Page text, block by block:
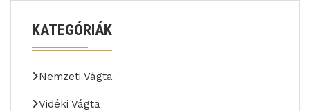
KATEGÓRIÁK
Nemzeti Vágta
Vidéki Vágta